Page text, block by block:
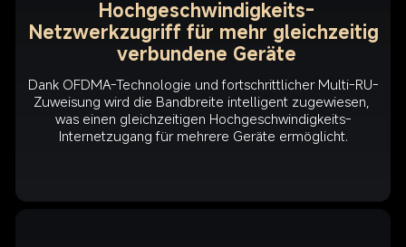
Hochgeschwindigkeits-
Netzwerkzugriff für mehr gleichzeitig
verbundene Geräte
Dank OFDMA-Technologie und fortschrittlicher Multi-RU-
Zuweisung wird die Bandbreite intelligent zugewiesen,
was einen gleichzeitigen Hochgeschwindigkeits-
Internetzugang für mehrere Geräte ermöglicht.